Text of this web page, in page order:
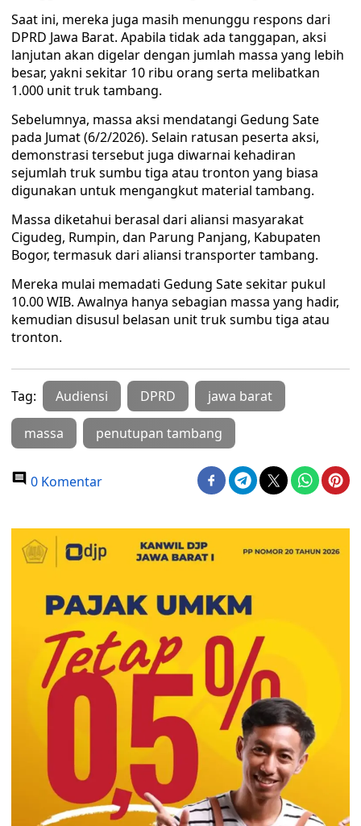
Saat ini, mereka juga masih menunggu respons dari
DPRD Jawa Barat. Apabila tidak ada tanggapan, aksi
lanjutan akan digelar dengan jumlah massa yang lebih
besar, yakni sekitar 10 ribu orang serta melibatkan
1.000 unit truk tambang.
Sebelumnya, massa aksi mendatangi Gedung Sate
pada Jumat (6/2/2026). Selain ratusan peserta aksi,
demonstrasi tersebut juga diwarnai kehadiran
sejumlah truk sumbu tiga atau tronton yang biasa
digunakan untuk mengangkut material tambang.
Massa diketahui berasal dari aliansi masyarakat
Cigudeg, Rumpin, dan Parung Panjang, Kabupaten
Bogor, termasuk dari aliansi transporter tambang.
Mereka mulai memadati Gedung Sate sekitar pukul
10.00 WIB. Awalnya hanya sebagian massa yang hadir,
kemudian disusul belasan unit truk sumbu tiga atau
tronton.
Tag: Audiensi DPRD jawa barat
massa penutupan tambang
0 Komentar